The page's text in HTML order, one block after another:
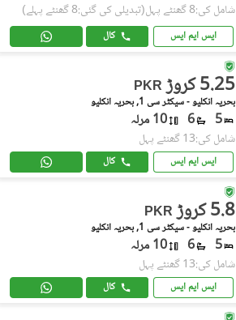
شامل کی:8 گھنٹے پہل (تبدیلی کی گئی:8 گھنٹے پہلے)
ایس ایم ایس کال
PKR 5.25 کروڑ
بحریہ انکلیو - سیکٹر سی 1, بحریہ انکلیو
5
6 10 مرلہ
شامل کی:13 گھنٹے پہل
ایس ایم ایس کال
PKR 5.8 کروڑ
بحریہ انکلیو - سیکٹر سی 1, بحریہ انکلیو
5
6 10 مرلہ
شامل کی:13 گھنٹے پہل
ایس ایم ایس کال